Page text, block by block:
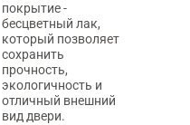
покрытие -
бесцветный лак,
который позволяет
сохранить
прочность,
экологичность и
отличный внешний
вид двери.